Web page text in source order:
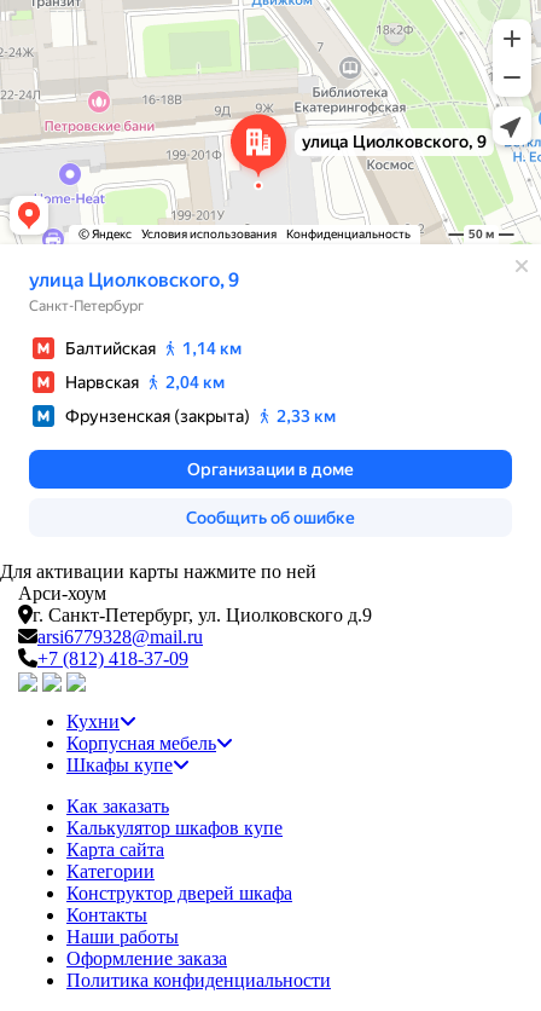
Для активации карты нажмите по ней
Арси-хоум
г. Санкт-Петербург, ул. Циолковского д.9
arsi6779328@mail.ru
+7 (812) 418-37-09
Кухни
Корпусная мебель
Шкафы купе
Как заказать
Калькулятор шкафов купе
Карта сайта
Категории
Конструктор дверей шкафа
Контакты
Наши работы
Оформление заказа
Политика конфиденциальности